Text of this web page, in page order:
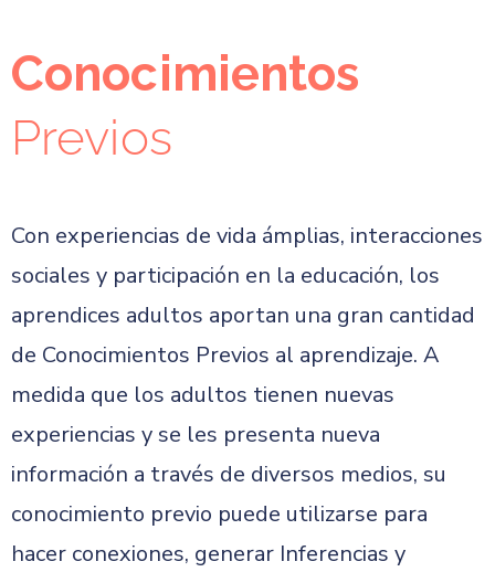
Conocimientos
Previos
Con experiencias de vida ámplias, interacciones
sociales y participación en la educación, los
aprendices adultos aportan una gran cantidad
de Conocimientos Previos al aprendizaje. A
medida que los adultos tienen nuevas
experiencias y se les presenta nueva
información a través de diversos medios, su
conocimiento previo puede utilizarse para
hacer conexiones, generar Inferencias y